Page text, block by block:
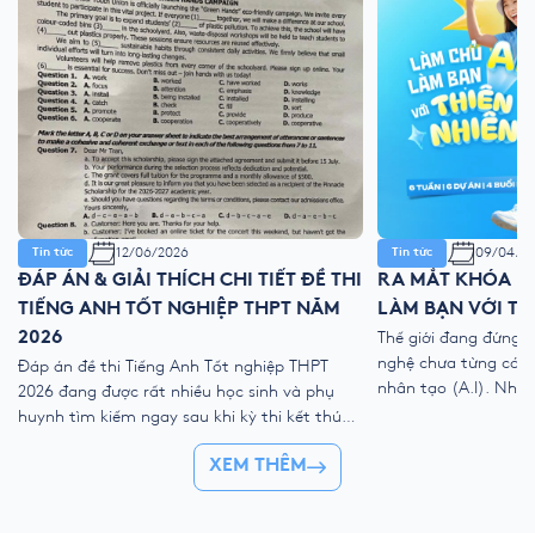
Tin tức 12/06/2026
ĐÁP ÁN & GIẢI THÍCH CHI TIẾT ĐỀ THI
TIẾNG ANH TỐT NGHIỆP THPT NĂM
2026
Đáp án đề thi Tiếng Anh Tốt nghiệp THPT
2026 đang được rất nhiều học sinh và phụ
huynh tìm kiếm ngay sau khi kỳ thi kết thúc.
Để giúp thí sinh nhanh chóng đối chiếu kết
quả và đánh giá bài làm của mình, YOLA cập
nhật đề thi chính thức, đáp án tham […]
Tin tức 09/04/
RA MẮT KHÓA
LÀM BẠN VỚI
Thế giới đang đứng
nghệ chưa từng có
nhân tạo (A.I).
XEM THÊM